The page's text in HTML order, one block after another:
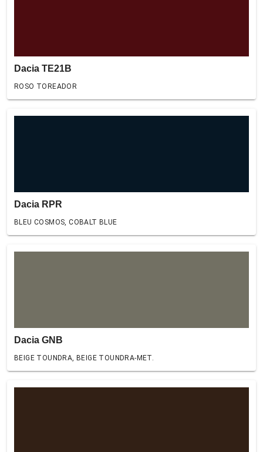
Dacia TE21B
ROSO TOREADOR
Dacia RPR
BLEU COSMOS, COBALT BLUE
Dacia GNB
BEIGE TOUNDRA, BEIGE TOUNDRA-MET.